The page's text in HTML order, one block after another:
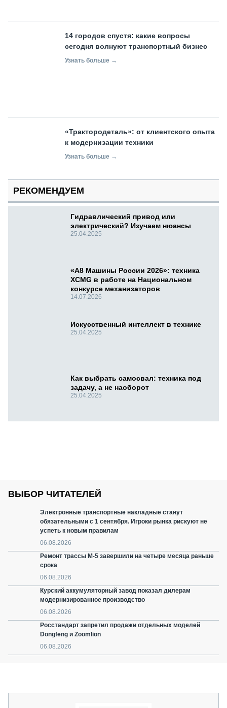
14 городов спустя: какие вопросы
сегодня волнуют транспортный бизнес
Узнать больше →
«Трактородеталь»: от клиентского опыта
к модернизации техники
Узнать больше →
РЕКОМЕНДУЕМ
Гидравлический привод или
электрический? Изучаем нюансы
25.04.2025
«А8 Машины России 2026»: техника
XCMG в работе на Национальном
конкурсе механизаторов
14.07.2026
Искусственный интеллект в технике
25.04.2025
Как выбрать самосвал: техника под
задачу, а не наоборот
25.04.2025
ВЫБОР ЧИТАТЕЛЕЙ
Электронные транспортные накладные станут
обязательными с 1 сентября. Игроки рынка рискуют не
успеть к новым правилам
06.08.2026
Ремонт трассы М-5 завершили на четыре месяца раньше
срока
06.08.2026
Курский аккумуляторный завод показал дилерам
модернизированное производство
06.08.2026
Росстандарт запретил продажи отдельных моделей
Dongfeng и Zoomlion
06.08.2026